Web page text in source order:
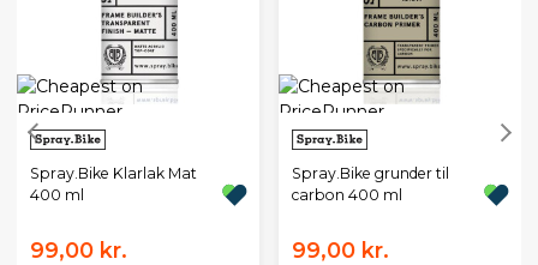
Spray.Bike Klarlak Mat
400 ml
99,00 kr.
Spray.Bike grunder til
carbon 400 ml
99,00 kr.